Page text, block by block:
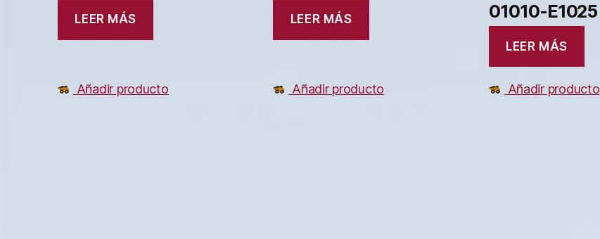
LEER MÁS
Añadir producto
LEER MÁS
Añadir producto
01010-E1025
LEER MÁS
Añadir producto